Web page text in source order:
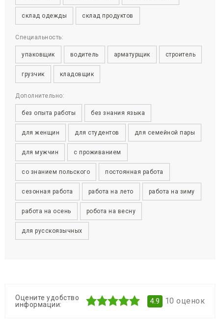
склад одежды склад продуктов
Специальность:
упаковщик водитель арматурщик строитель
грузчик кладовщик
Дополнительно:
без опыта работы без знания языка
для женщин для студентов для семейной пары
для мужчин с проживанием
со знанием польского постоянная работа
сезонная работа работа на лето работа на зиму
работа на осень робота на весну
для русскоязычных
Оцените удобство
информации:
4.9 10 оценок